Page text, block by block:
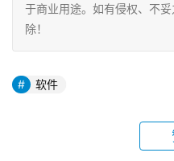
于商业用途。如有侵权、不
除！
软件